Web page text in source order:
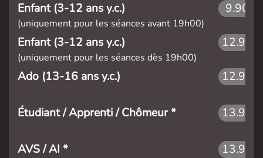
Enfant (3-12 ans y.c.)
(uniquement pour les séances avant 19h00)
9.90
Enfant (3-12 ans y.c.)
(uniquement pour les séances dès 19h00)
12.90
Ado (13-16 ans y.c.) 12.90
Étudiant / Apprenti / Chômeur * 13.90
AVS / AI * 13.90